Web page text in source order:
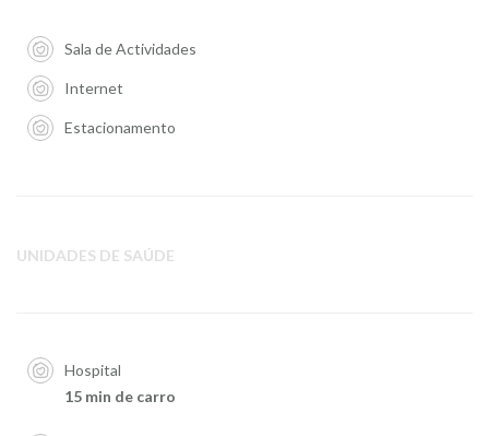
Sala de Actividades
Internet
Estacionamento
UNIDADES DE SAÚDE
Hospital
15 min de carro